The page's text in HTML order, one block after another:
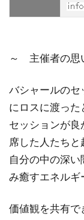
～ 主催者の
バシャールのセ
にロスに渡った
セッションが
席した人たちと
自分の中の深
み癒すエネルギ
価値観を共有で